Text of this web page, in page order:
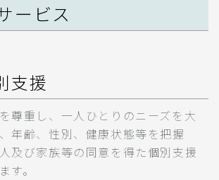
ービス
支援
尊重し、一人ひとりのニーズを大
年齢、性別、健康状態等を把握
及び家族等の同意を得た個別支援
す。